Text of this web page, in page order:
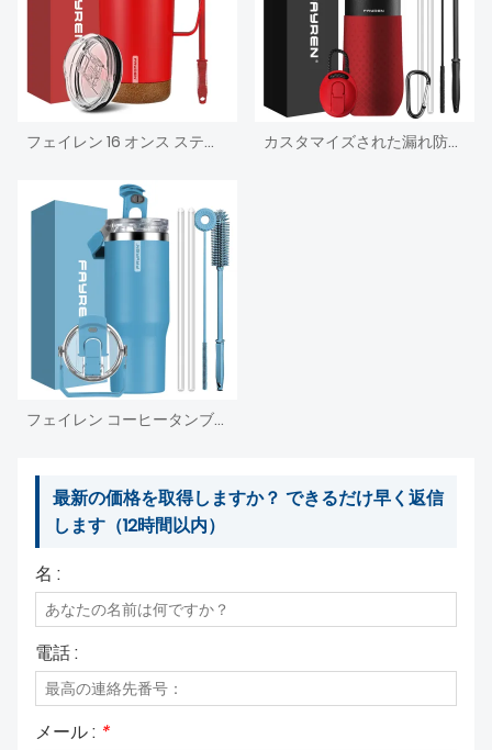
フェイレン 16 オンス ステンレススチール コーヒーマグ コルク底付き コーヒーマグカップ ​​コーヒーマグ ノンスリップコルク底 コーヒーマグ ハンドル付き カスタマイズされた漏れ防止世界的なステンレス鋼トリプル真空断熱 セロム 二重壁断熱スポーツウォーターボトル
フェイレン コーヒータンブラーカップ ハンドルとストロー蓋付き ステンレススチール断熱タンブラー トラベルコーヒーマグ 12時間保温または24時間保冷可能
最新の価格を取得しますか？ できるだけ早く返信
します（12時間以内）
名 :
電話 :
メール : *